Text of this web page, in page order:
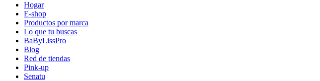
Hogar
E-shop
Productos por marca
Lo que tu buscas
BaByLissPro
Blog
Red de tiendas
Pink-up
Senatu